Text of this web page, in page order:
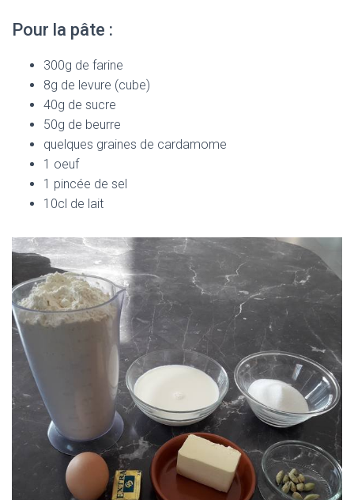
Pour la pâte :
300g de farine
8g de levure (cube)
40g de sucre
50g de beurre
quelques graines de cardamome
1 oeuf
1 pincée de sel
10cl de lait